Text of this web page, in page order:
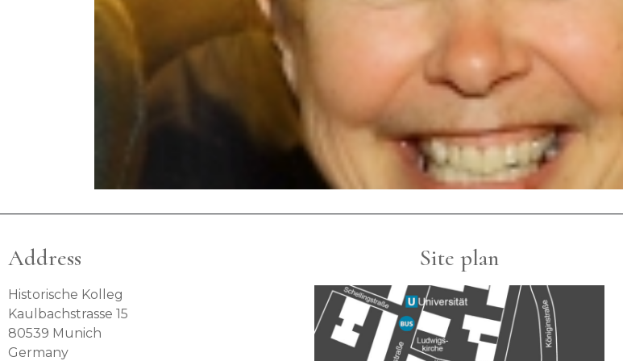
Address
Historische Kolleg
Kaulbachstrasse 15
80539 Munich
Germany
Site plan